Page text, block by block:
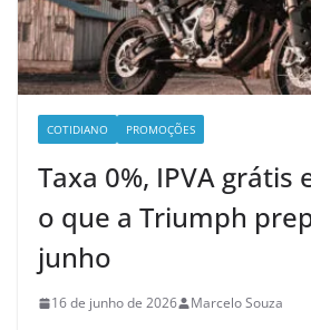
COTIDIANO PROMOÇÕES
Taxa 0%, IPVA grátis
o que a Triumph
junho
16 de junho de 2026 Marcelo Souza